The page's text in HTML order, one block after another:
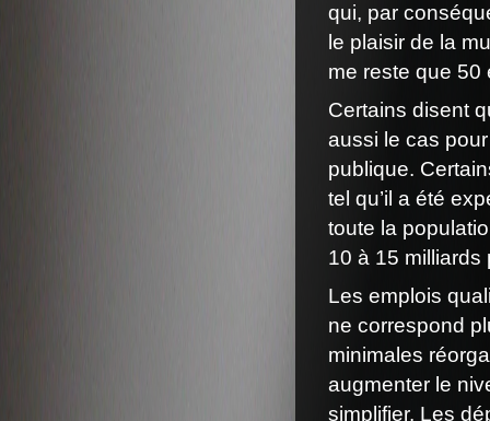
qui, par
le plaisir de la
me reste que 50
Certains disent
aussi le cas
publique.
tel qu’il a été
toute la
10 à 15 milliards
Les emplois
ne correspond
minimales
augmenter le
simplifier. Les